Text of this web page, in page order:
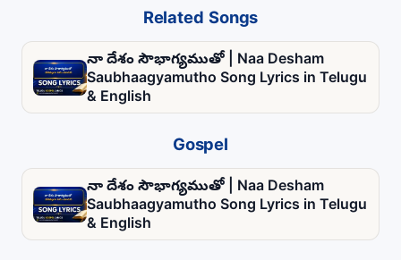
Related Songs
నా దేశం సౌభాగ్యముతో | Naa Desham
Saubhaagyamutho Song Lyrics in Telugu
& English
Gospel
నా దేశం సౌభాగ్యముతో | Naa Desham
Saubhaagyamutho Song Lyrics in Telugu
& English